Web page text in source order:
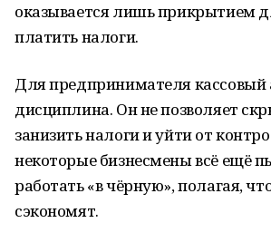
оказывается лишь прикрытием
платить налоги.
Для предпринимателя кассовый
дисциплина. Он не позволяет
занизить налоги и уйти от
некоторые бизнесмены всё ещё
работать «в чёрную», полагая,
сэкономят.